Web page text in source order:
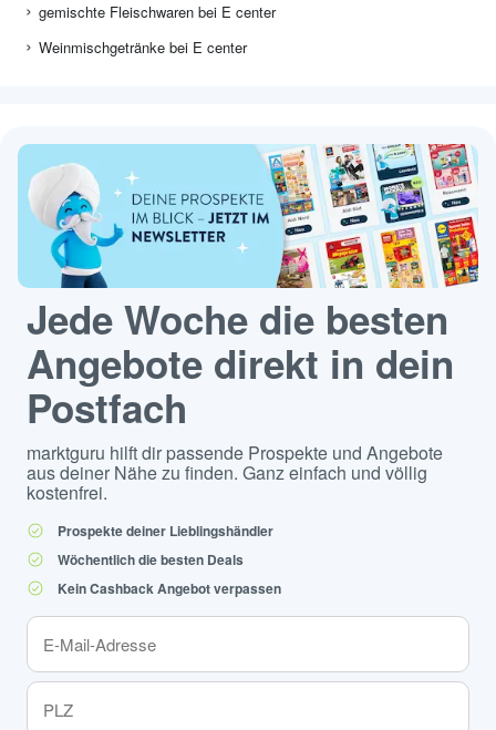
gemischte Fleischwaren bei E center
Weinmischgetränke bei E center
Jede Woche die besten
Angebote direkt in dein
Postfach
marktguru hilft dir passende Prospekte und Angebote
aus deiner Nähe zu finden. Ganz einfach und völlig
kostenfrei.
Prospekte deiner Lieblingshändler
Wöchentlich die besten Deals
Kein Cashback Angebot verpassen